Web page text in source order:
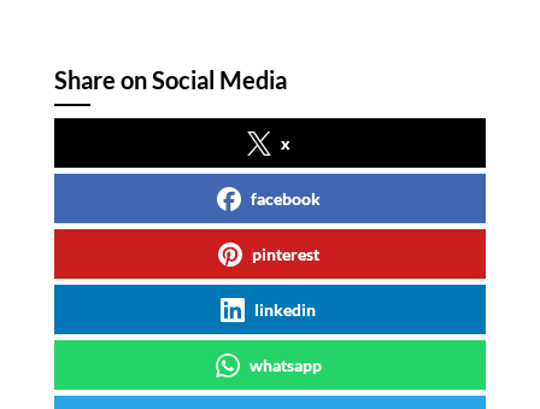
Share on Social Media
x
facebook
pinterest
linkedin
whatsapp